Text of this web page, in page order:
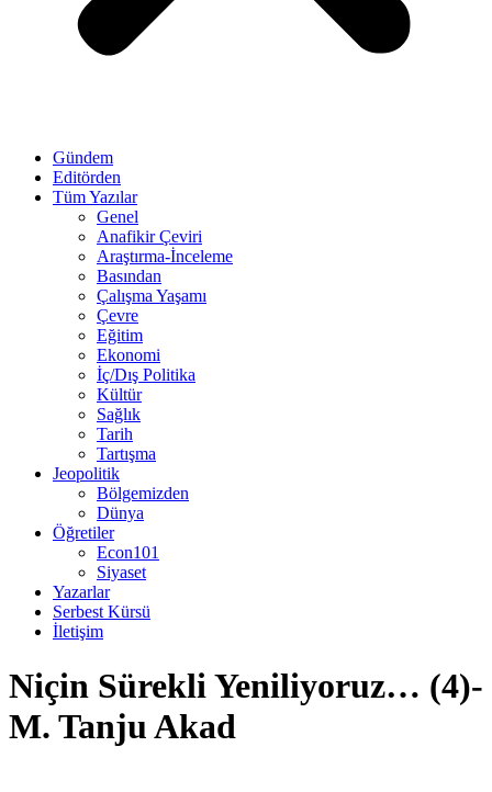
Gündem
Editörden
Tüm Yazılar
Genel
Anafikir Çeviri
Araştırma-İnceleme
Basından
Çalışma Yaşamı
Çevre
Eğitim
Ekonomi
İç/Dış Politika
Kültür
Sağlık
Tarih
Tartışma
Jeopolitik
Bölgemizden
Dünya
Öğretiler
Econ101
Siyaset
Yazarlar
Serbest Kürsü
İletişim
Niçin Sürekli Yeniliyoruz… (4)-
M. Tanju Akad